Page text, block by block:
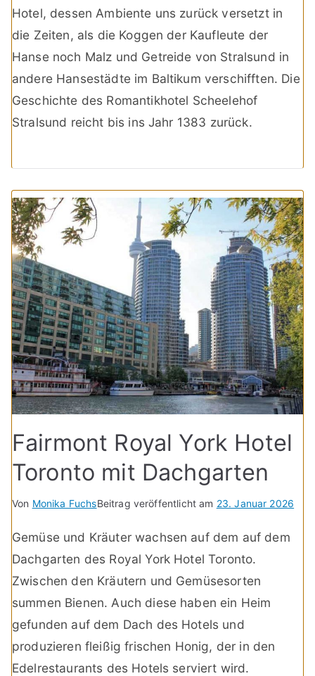
Hotel, dessen Ambiente uns zurück versetzt in
die Zeiten, als die Koggen der Kaufleute der
Hanse noch Malz und Getreide von Stralsund in
andere Hansestädte im Baltikum verschifften. Die
Geschichte des Romantikhotel Scheelehof
Stralsund reicht bis ins Jahr 1383 zurück.
Fairmont Royal York Hotel
Toronto mit Dachgarten
Von Monika FuchsBeitrag veröffentlicht am 23. Januar 2026
Gemüse und Kräuter wachsen auf dem auf dem
Dachgarten des Royal York Hotel Toronto.
Zwischen den Kräutern und Gemüsesorten
summen Bienen. Auch diese haben ein Heim
gefunden auf dem Dach des Hotels und
produzieren fleißig frischen Honig, der in den
Edelrestaurants des Hotels serviert wird.